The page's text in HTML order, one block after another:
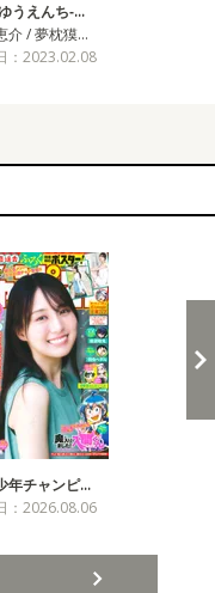
うえんち‐…
介 / 夢枕獏…
：2023.02.08
年チャンピ…
：2026.08.06